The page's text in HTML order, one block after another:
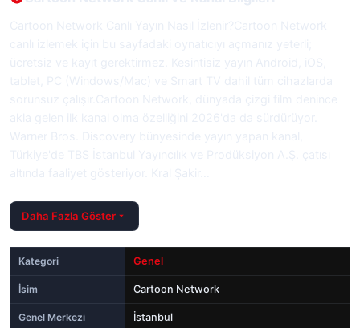
Daha Fazla Göster
Kategori Genel
İsim Cartoon Network
Genel Merkezi İstanbul